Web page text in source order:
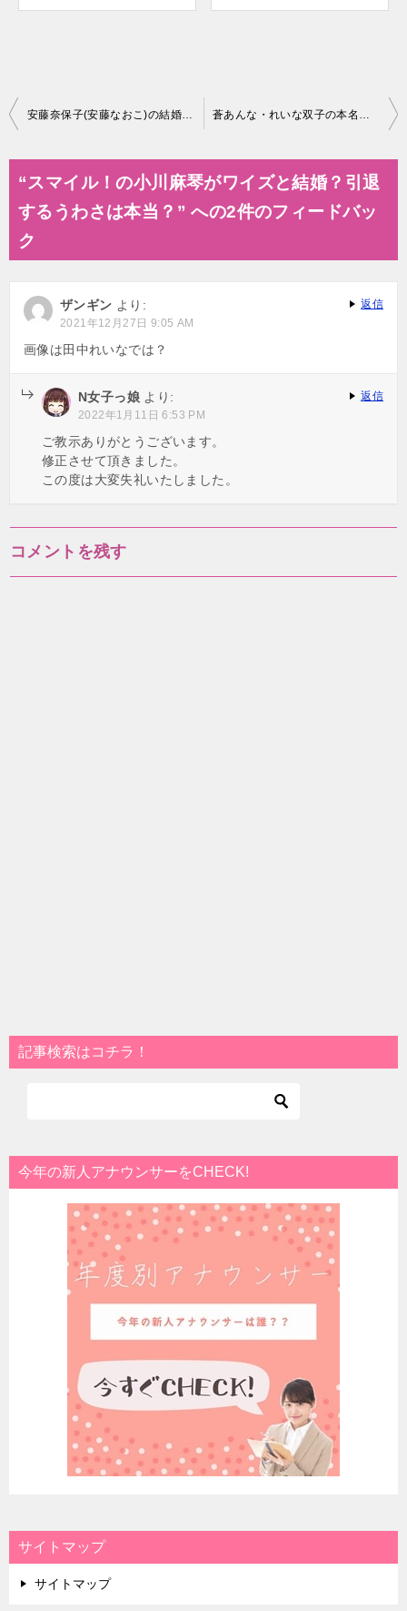
投
ー
ョ
ン
安藤奈保子(安藤なおこ)の結婚や旦那、子供の情報は？ 蒼あんな・れいな双子の本名は？法政大学在学中で台湾でも活動中？
“スマイル！の小川麻琴がワイズと結婚？引退
するうわさは本当？” への2件のフィードバッ
ク
ザンギン より:
2021年12月27日 9:05 AM
画像は田中れいなでは？
返信
N女子っ娘 より:
2022年1月11日 6:53 PM
ご教示ありがとうございます。
修正させて頂きました。
この度は大変失礼いたしました。
返信
コメントを残す
記事検索はコチラ！
今年の新人アナウンサーをCHECK!
サイトマップ
サイトマップ